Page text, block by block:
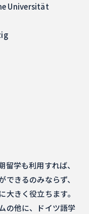
Universität
学も利用すれば、
きるのみならず、
きく役立ちます。
の他に、ドイツ語学